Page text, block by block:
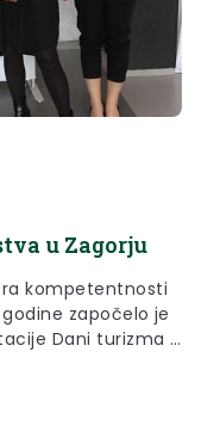
u Zagorju
kompetentnosti
započelo je
Dani turizma i